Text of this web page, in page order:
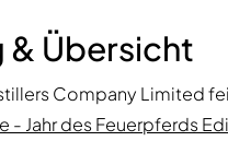
& Übersicht
Company Limited
- Jahr des Feuerpferds